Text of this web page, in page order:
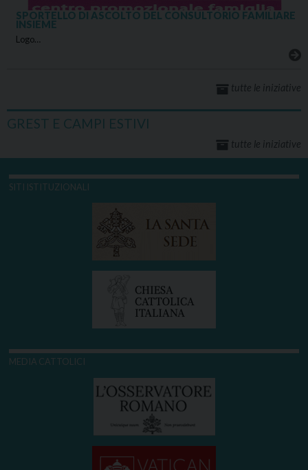
SPORTELLO DI ASCOLTO DEL CONSULTORIO FAMILIARE
INSIEME
Logo…
tutte le iniziative
GREST E CAMPI ESTIVI
tutte le iniziative
SITI ISTITUZIONALI
MEDIA CATTOLICI